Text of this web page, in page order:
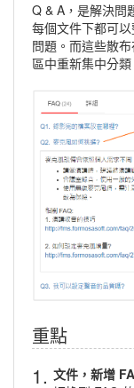
Q & A，是解決問
每個文件下都可
問題。而這些散
區中重新集中分
重點
1. 文件，新增